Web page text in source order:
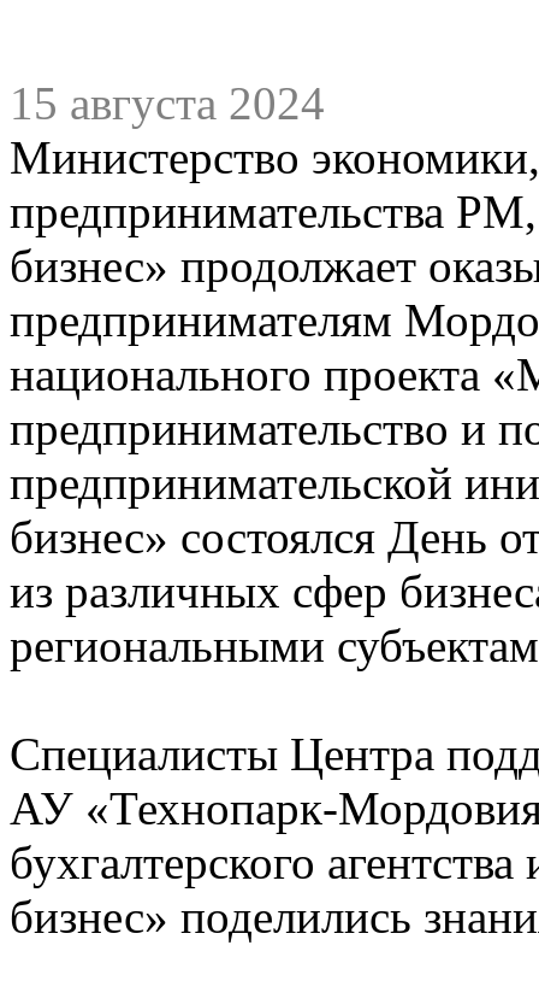
15 августа 2024
Министерство
предпринимательства
бизнес» продолжает
предпринимателям
национального проекта
предпринимательство и
предпринимательской
бизнес» состоялся День
из различных сфер
региональными
Специалисты Центра
АУ «Технопарк-
бухгалтерского
бизнес» поделились